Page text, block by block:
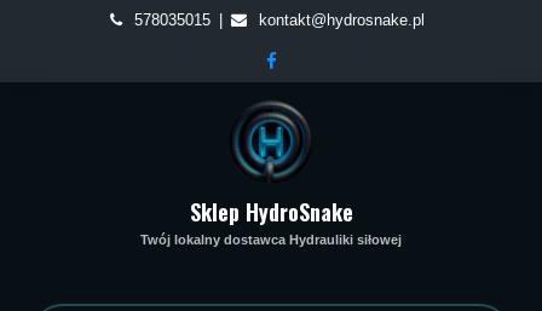
content
578035015 kontakt@hydrosnake.pl
Sklep HydroSnake
Twój lokalny dostawca Hydrauliki siłowej